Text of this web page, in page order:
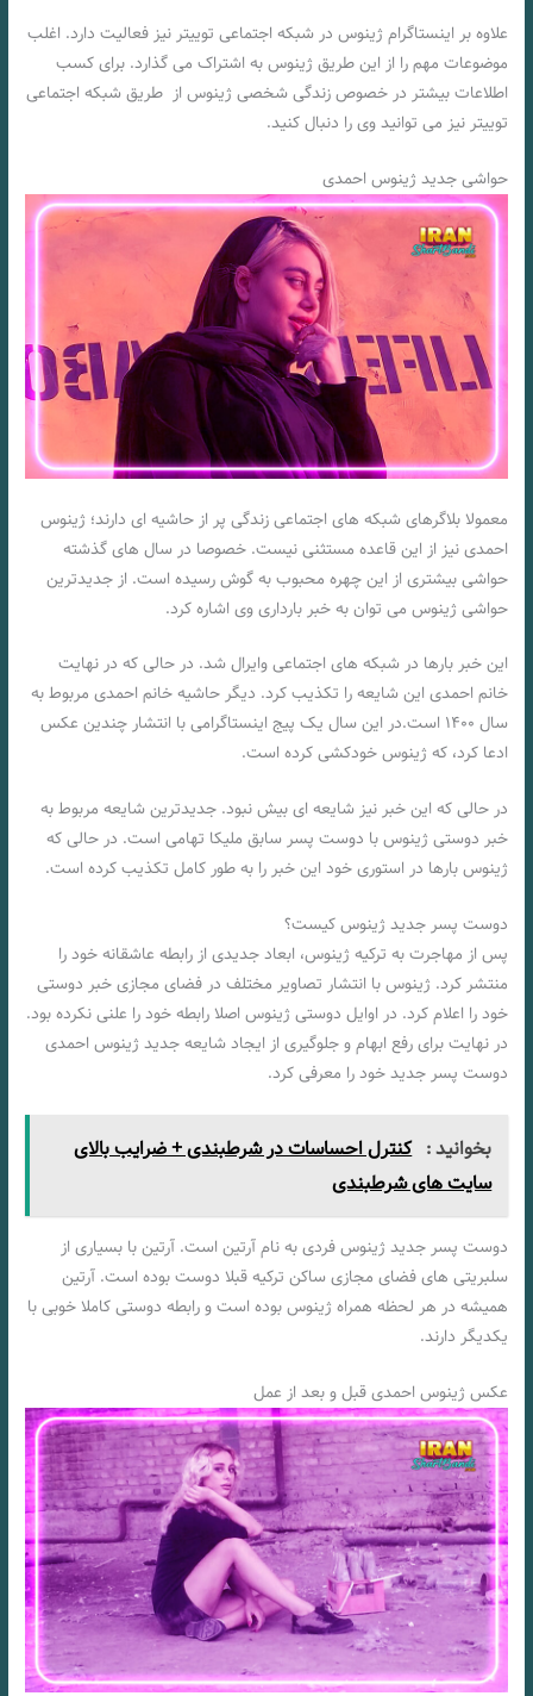
علاوه بر اینستاگرام ژینوس در شبکه اجتماعی توییتر نیز فعالیت دارد. اغلب
موضوعات مهم را از این طریق ژینوس به اشتراک می گذارد. برای کسب
اطلاعات بیشتر در خصوص زندگی شخصی ژینوس از طریق شبکه اجتماعی
توییتر نیز می توانید وی را دنبال کنید.
حواشی جدید ژینوس احمدی
معمولا بلاگرهای شبکه های اجتماعی زندگی پر از حاشیه ای دارند؛ ژینوس
احمدی نیز از این قاعده مستثنی نیست. خصوصا در سال های گذشته
حواشی بیشتری از این چهره محبوب به گوش رسیده است. از جدیدترین
حواشی ژینوس می توان به خبر بارداری وی اشاره کرد.
این خبر بارها در شبکه های اجتماعی وایرال شد. در حالی که در نهایت
خانم احمدی این شایعه را تکذیب کرد. دیگر حاشیه خانم احمدی مربوط به
سال ۱۴۰۰ است.در این سال یک پیج اینستاگرامی با انتشار چندین عکس
ادعا کرد، که ژینوس خودکشی کرده است.
در حالی که این خبر نیز شایعه ای بیش نبود. جدیدترین شایعه مربوط به
خبر دوستی ژینوس با دوست پسر سابق ملیکا تهامی است. در حالی که
ژینوس بارها در استوری خود این خبر را به طور کامل تکذیب کرده است.
دوست پسر جدید ژینوس کیست؟
پس از مهاجرت به ترکیه ژینوس، ابعاد جدیدی از رابطه عاشقانه خود را
منتشر کرد. ژینوس با انتشار تصاویر مختلف در فضای مجازی خبر دوستی
خود را اعلام کرد. در اوایل دوستی ژینوس اصلا رابطه خود را علنی نکرده بود.
در نهایت برای رفع ابهام و جلوگیری از ایجاد شایعه جدید ژینوس احمدی
دوست پسر جدید خود را معرفی کرد.
بخوانید : کنترل احساسات در شرطبندی + ضرایب بالای
سایت های شرطبندی
دوست پسر جدید ژینوس فردی به نام آرتین است. آرتین با بسیاری از
سلبریتی های فضای مجازی ساکن ترکیه قبلا دوست بوده است. آرتین
همیشه در هر لحظه همراه ژینوس بوده است و رابطه دوستی کاملا خوبی با
یکدیگر دارند.
عکس ژینوس احمدی قبل و بعد از عمل